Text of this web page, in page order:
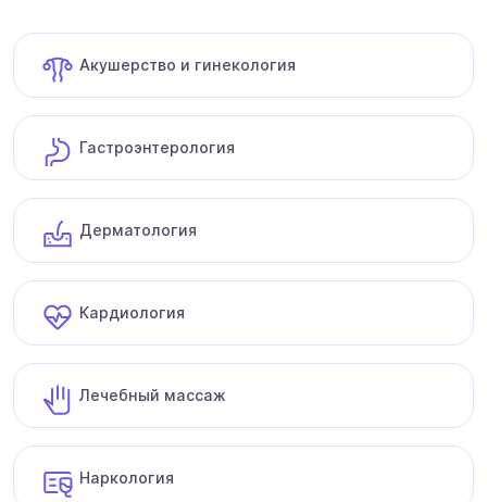
Акушерство и гинекология
Гастроэнтерология
Дерматология
Кардиология
Лечебный массаж
Наркология